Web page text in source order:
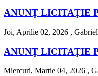
ANUNŢ LICITAŢIE
Joi, Aprilie 02, 2026 ,
ANUNŢ LICITAŢIE
Miercuri, Martie 04, 2026 ,